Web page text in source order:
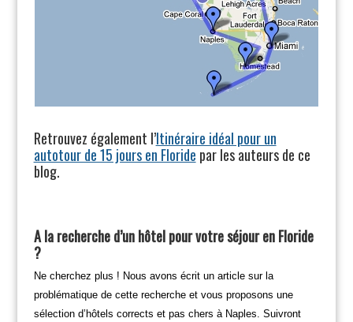
Retrouvez également l’Itinéraire idéal pour un
autotour de 15 jours en Floride par les auteurs de ce
blog.
A la recherche d’un hôtel pour votre séjour en Floride
?
Ne cherchez plus ! Nous avons écrit un article sur la
problématique de cette recherche et vous proposons une
sélection d’hôtels corrects et pas chers à Naples. Suivront